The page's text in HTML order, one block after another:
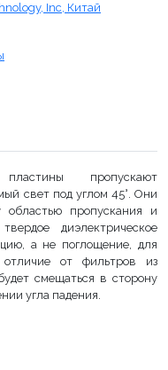
Inc, Китай
пропускают
свет под углом 45°. Они
пропускания и
диэлектрическое
а не поглощение, для
от фильтров из
смещаться в сторону
угла падения.